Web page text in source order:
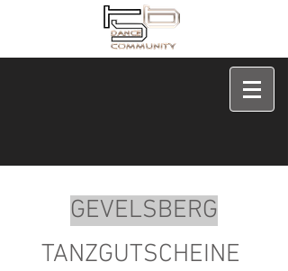
GEVELSBERG
TANZGUTSCHEINE